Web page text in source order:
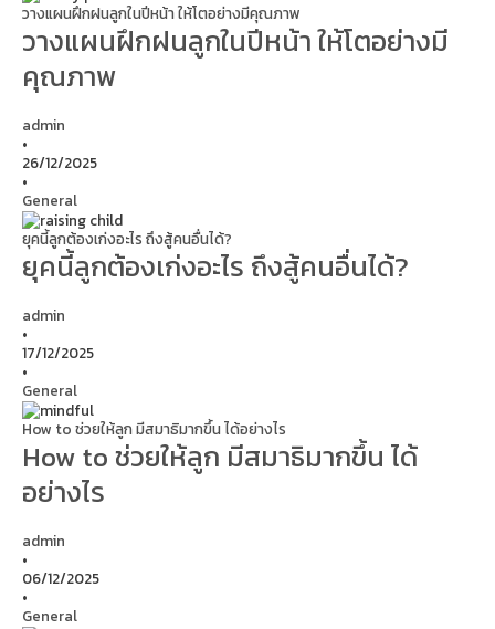
วางแผนฝึกฝนลูกในปีหน้า ให้โตอย่างมีคุณภาพ
วางแผนฝึกฝนลูกในปีหน้า ให้โตอย่างมี
คุณภาพ
admin
•
26/12/2025
•
General
ยุคนี้ลูกต้องเก่งอะไร ถึงสู้คนอื่นได้?
ยุคนี้ลูกต้องเก่งอะไร ถึงสู้คนอื่นได้?
admin
•
17/12/2025
•
General
How to ช่วยให้ลูก มีสมาธิมากขึ้น ได้อย่างไร
How to ช่วยให้ลูก มีสมาธิมากขึ้น ได้
อย่างไร
admin
•
06/12/2025
•
General